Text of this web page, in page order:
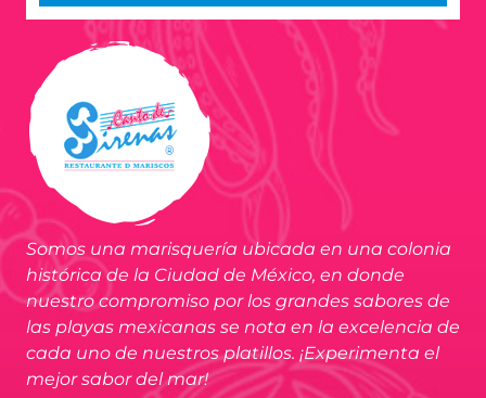
Somos una marisquería ubicada en una colonia
histórica de la Ciudad de México, en donde
nuestro compromiso por los grandes sabores de
las playas mexicanas se nota en la excelencia de
cada uno de nuestros platillos. ¡Experimenta el
mejor sabor del mar!